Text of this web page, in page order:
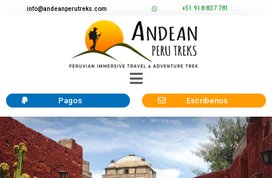
info@andeanperutreks.com +51 918 837 781
Pagos Escribenos